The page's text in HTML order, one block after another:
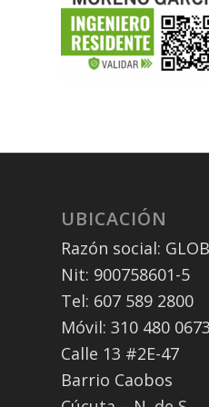
UBICACIÓN
Razón social:
Nit: 900758601-5
Tel: 607 589 2800
Móvil: 310 480
Calle 13 #2E-47
Barrio Caobos